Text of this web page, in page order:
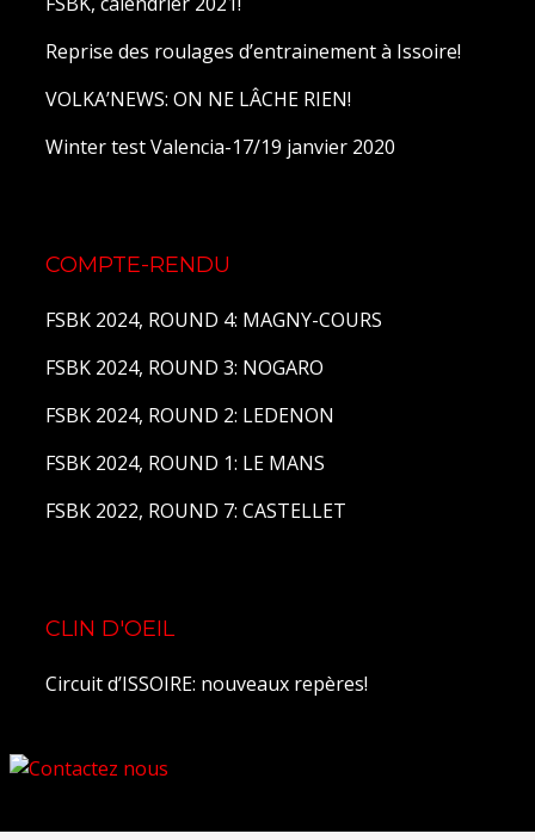
Reprise des roulages d’entrainement à Issoire!
VOLKA’NEWS: ON NE LÂCHE RIEN!
Winter test Valencia-17/19 janvier 2020
COMPTE-RENDU
FSBK 2024, ROUND 4: MAGNY-COURS
FSBK 2024, ROUND 3: NOGARO
FSBK 2024, ROUND 2: LEDENON
FSBK 2024, ROUND 1: LE MANS
FSBK 2022, ROUND 7: CASTELLET
CLIN D'OEIL
Circuit d’ISSOIRE: nouveaux repères!